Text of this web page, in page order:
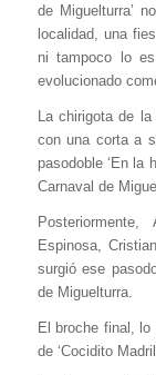
de Miguelturra’
localidad, una
ni tampoco lo
evolucionado
La chirigota de
con una corta a
pasodoble ‘En la
Carnaval de
Espinosa,
surgió ese
de Miguelturra.
El broche final,
de ‘Cocidito